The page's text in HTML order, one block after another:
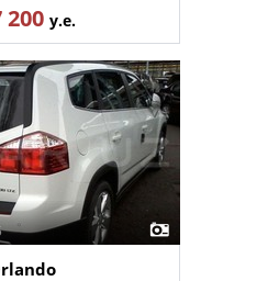
200 у.е.